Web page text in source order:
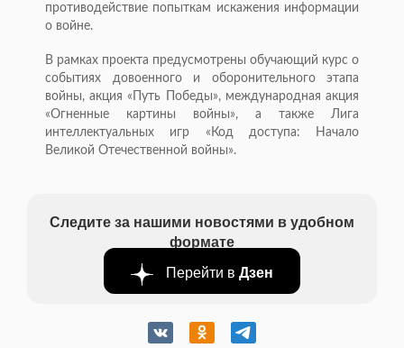
противодействие попыткам искажения информации
о войне.
В рамках проекта предусмотрены обучающий курс о
событиях довоенного и оборонительного этапа
войны, акция «Путь Победы», международная акция
«Огненные картины войны», а также Лига
интеллектуальных игр «Код доступа: Начало
Великой Отечественной войны».
Следите за нашими новостями в удобном
формате
Перейти в Дзен